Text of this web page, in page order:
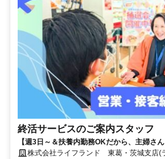
終活サービスのご案内スタッフ
【週3日～＆扶養内勤務OKだから、主婦さ
が女性/子育てが落ち着いた方・社会復帰の
株式会社ライフランド 東葛・茨城支店(